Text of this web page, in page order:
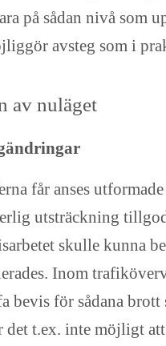
på sådan nivå
avsteg som i
av nuläget
får anses
utsträckning
skulle kunna
Inom
bevis för sådana
det t.ex. inte möjligt